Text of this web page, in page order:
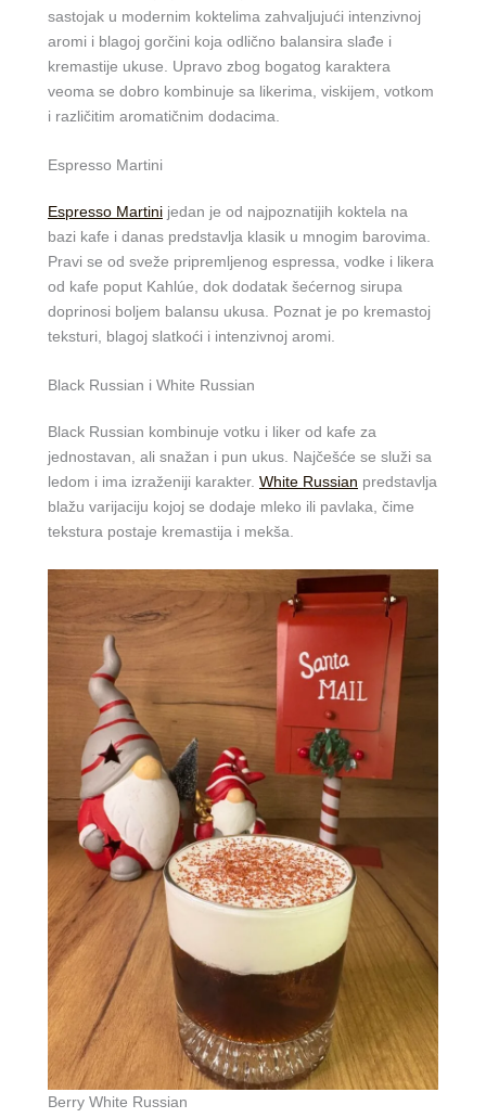
sastojak u modernim koktelima zahvaljujući intenzivnoj
aromi i blagoj gorčini koja odlično balansira slađe i
kremastije ukuse. Upravo zbog bogatog karaktera
veoma se dobro kombinuje sa likerima, viskijem, votkom
i različitim aromatičnim dodacima.
Espresso Martini
Espresso Martini jedan je od najpoznatijih koktela na
bazi kafe i danas predstavlja klasik u mnogim barovima.
Pravi se od sveže pripremljenog espressa, vodke i likera
od kafe poput Kahlúe, dok dodatak šećernog sirupa
doprinosi boljem balansu ukusa. Poznat je po kremastoj
teksturi, blagoj slatkoći i intenzivnoj aromi.
Black Russian i White Russian
Black Russian kombinuje votku i liker od kafe za
jednostavan, ali snažan i pun ukus. Najčešće se služi sa
ledom i ima izraženiji karakter. White Russian predstavlja
blažu varijaciju kojoj se dodaje mleko ili pavlaka, čime
tekstura postaje kremastija i mekša.
Berry White Russian